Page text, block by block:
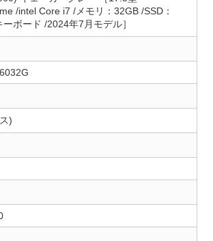
/intel Core i7 /メモリ：32GB /SSD：
ボード /2024年7月モデル］
)